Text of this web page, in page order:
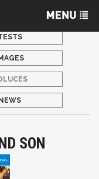
NEWS
SON